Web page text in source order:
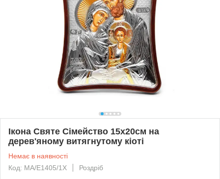
Ікона Святе Сімейство 15х20см на
дерев'яному витягнутому кіоті
Немає в наявності
Код: MA/E1405/1X
Роздріб